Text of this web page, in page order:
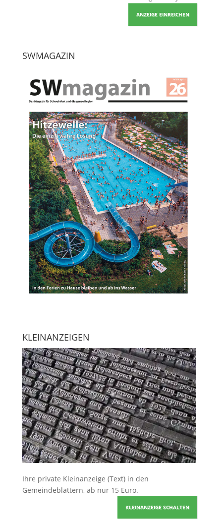
ANZEIGE EINREICHEN
SWMAGAZIN
KLEINANZEIGEN
Ihre private Kleinanzeige (Text) in den
Gemeindeblättern, ab nur 15 Euro.
KLEINANZEIGE SCHALTEN